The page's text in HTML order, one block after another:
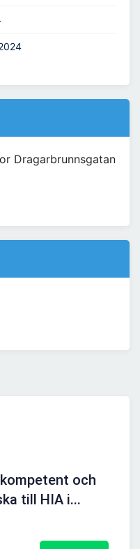
Dragarbrunnsgatan
och
till HIA i...